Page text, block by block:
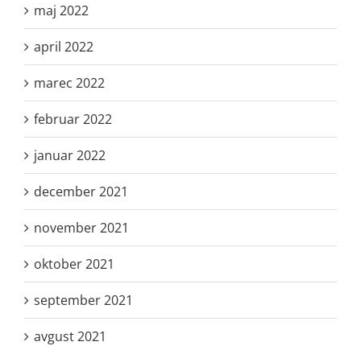
maj 2022
april 2022
marec 2022
februar 2022
januar 2022
december 2021
november 2021
oktober 2021
september 2021
avgust 2021